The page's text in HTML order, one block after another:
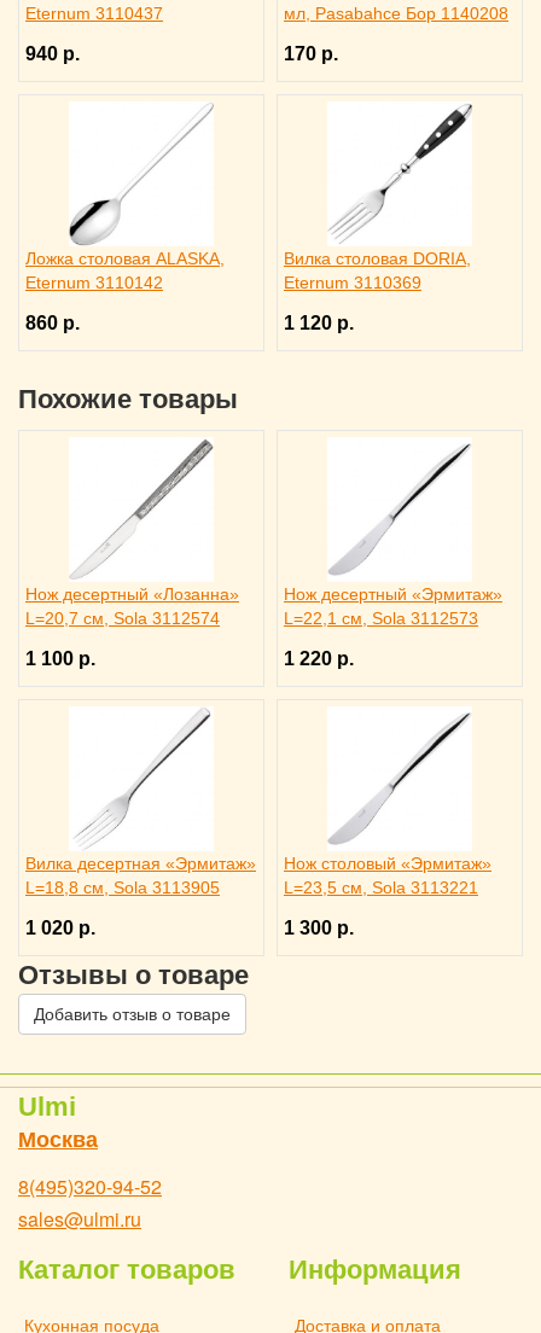
Eternum 3110437
940 р.
мл, Pasabahce Бор 1140208
170 р.
Ложка столовая ALASKA,
Eternum 3110142
860 р.
Вилка столовая DORIA,
Eternum 3110369
1 120 р.
Похожие товары
Нож десертный «Лозанна»
L=20,7 см, Sola 3112574
1 100 р.
Нож десертный «Эрмитаж»
L=22,1 см, Sola 3112573
1 220 р.
Вилка десертная «Эрмитаж»
L=18,8 см, Sola 3113905
1 020 р.
Нож столовый «Эрмитаж»
L=23,5 см, Sola 3113221
1 300 р.
Отзывы о товаре
Добавить отзыв о товаре
Ulmi
Москва
8(495)320-94-52
sales@ulmi.ru
Каталог товаров
Кухонная посуда
Информация
Доставка и оплата